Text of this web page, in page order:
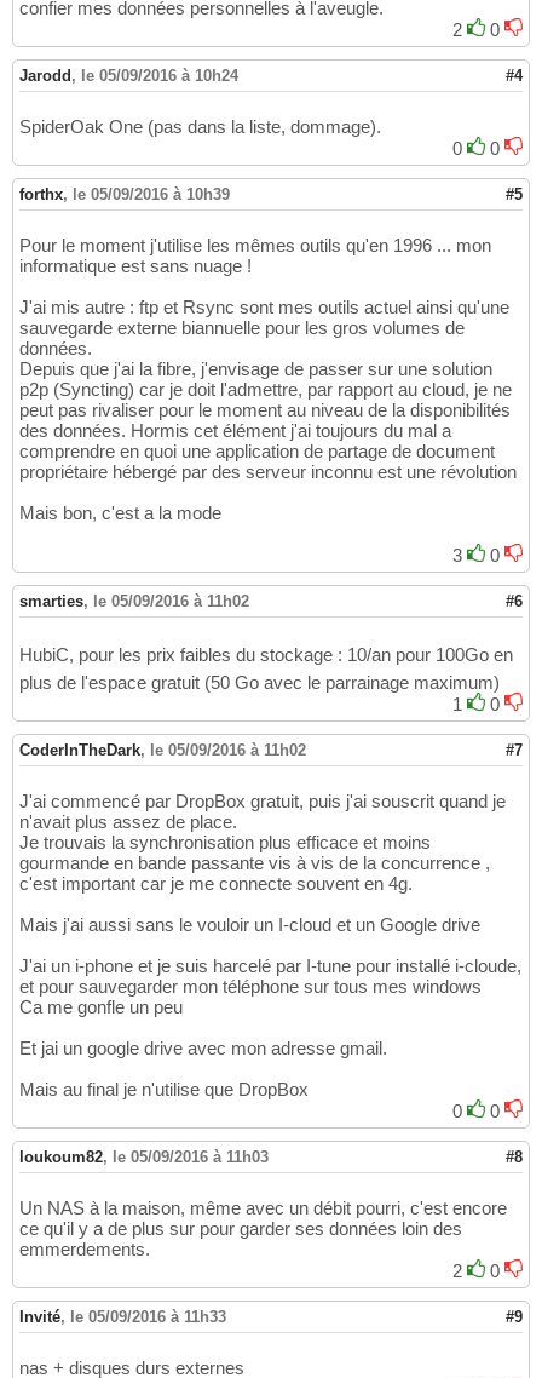
confier mes données personnelles à l'aveugle.
2
0
Jarodd , le 05/09/2016 à 10h24 #4
SpiderOak One (pas dans la liste, dommage).
0
0
forthx, le 05/09/2016 à 10h39 #5
Pour le moment j'utilise les mêmes outils qu'en 1996 ... mon
informatique est sans nuage !
J'ai mis autre : ftp et Rsync sont mes outils actuel ainsi qu'une
sauvegarde externe biannuelle pour les gros volumes de
données.
Depuis que j'ai la fibre, j'envisage de passer sur une solution
p2p (Syncting) car je doit l'admettre, par rapport au cloud, je ne
peut pas rivaliser pour le moment au niveau de la disponibilités
des données. Hormis cet élément j'ai toujours du mal a
comprendre en quoi une application de partage de document
propriétaire hébergé par des serveur inconnu est une révolution
Mais bon, c'est a la mode
3 0
smarties, le 05/09/2016 à 11h02 #6
HubiC, pour les prix faibles du stockage : 10/an pour 100Go en
plus de l'espace gratuit (50 Go avec le parrainage maximum)
1
0
CoderInTheDark, le 05/09/2016 à 11h02 #7
J'ai commencé par DropBox gratuit, puis j'ai souscrit quand je
n'avait plus assez de place.
Je trouvais la synchronisation plus efficace et moins
gourmande en bande passante vis à vis de la concurrence ,
c'est important car je me connecte souvent en 4g.
Mais j'ai aussi sans le vouloir un I-cloud et un Google drive
J'ai un i-phone et je suis harcelé par I-tune pour installé i-cloude,
et pour sauvegarder mon téléphone sur tous mes windows
Ca me gonfle un peu
Et jai un google drive avec mon adresse gmail.
Mais au final je n'utilise que DropBox
0
0
loukoum82, le 05/09/2016 à 11h03 #8
Un NAS à la maison, même avec un débit pourri, c'est encore
ce qu'il y a de plus sur pour garder ses données loin des
emmerdements.
2
0
Invité, le 05/09/2016 à 11h33 #9
nas + disques durs externes